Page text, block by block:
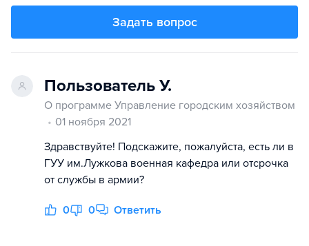
Задать вопрос
Пользователь У.
О программе Управление городским хозяйством
01 ноября 2021
Здравствуйте! Подскажите, пожалуйста, есть ли в
ГУУ им.Лужкова военная кафедра или отсрочка
от службы в армии?
0 0 Ответить